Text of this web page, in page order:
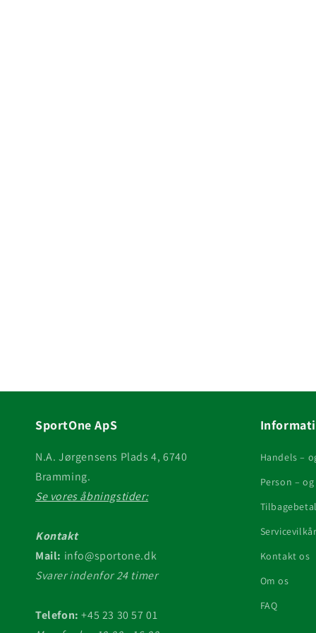
SportOne ApS
N.A. Jørgensens Plads 4, 6740
Bramming.
Se vores åbningstider:
Kontakt
Mail: info@sportone.dk
Svarer indenfor 24 timer
Telefon: +45 23 30 57 01
Handels –
Person –
Servicevilkår
Kontakt os
Om os
FAQ